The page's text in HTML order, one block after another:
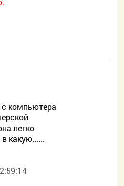
компьютера
легко
какую......